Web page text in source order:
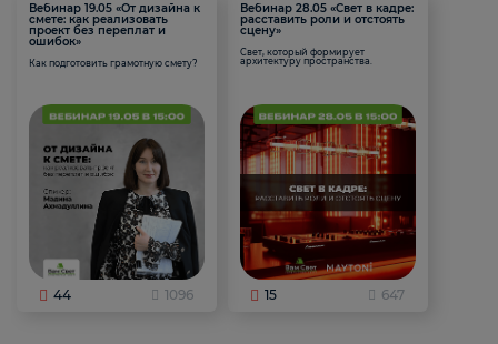
Вебинар 19.05 «От дизайна к
смете: как реализовать
проект без переплат и
ошибок»
Как подготовить грамотную смету?
44 1096
Вебинар 28.05 «Свет в кадре:
расставить роли и отстоять
сцену»
Свет, который формирует
архитектуру пространства.
15 647